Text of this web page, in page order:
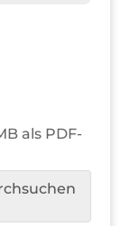
als PDF-